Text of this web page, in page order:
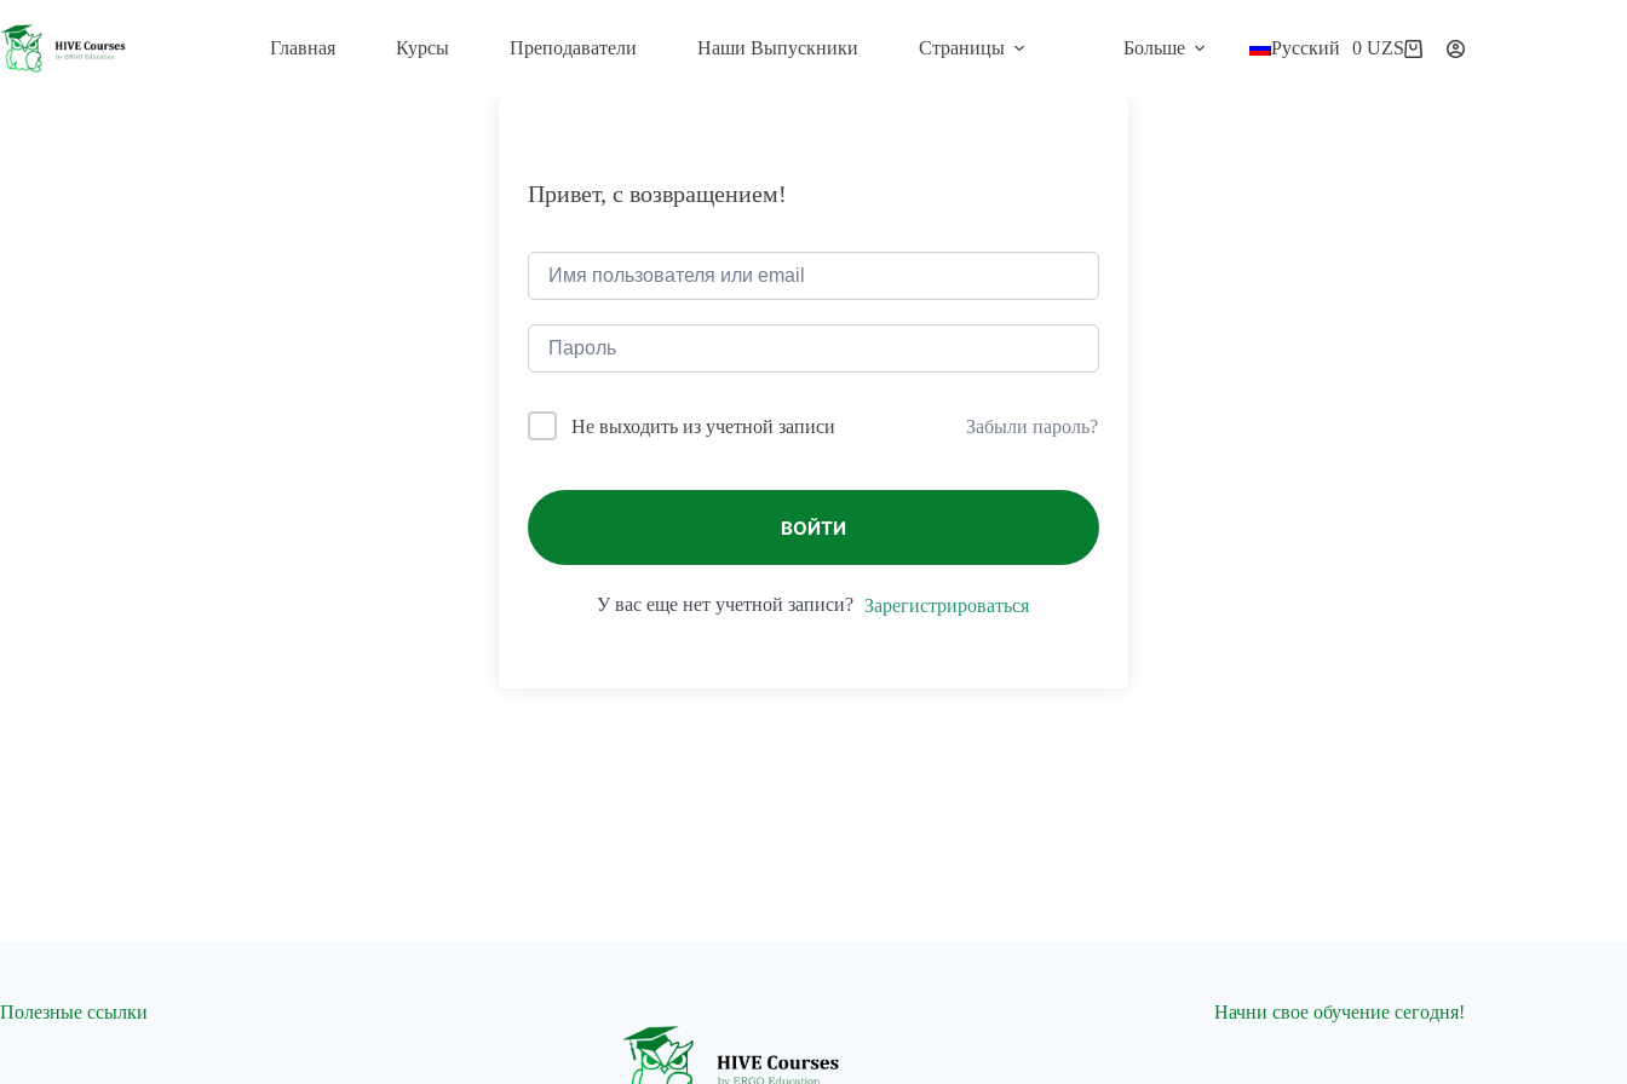
к
сути
Главная Курсы Преподаватели Наши Выпускники Страницы Больше Русский Корзина
0 UZS
Привет, с возвращением!
Не выходить из учетной записи Забыли пароль?
ВОЙТИ
У вас еще нет учетной записи? Зарегистрироваться
Полезные ссылки Начни свое обучение сегодня!